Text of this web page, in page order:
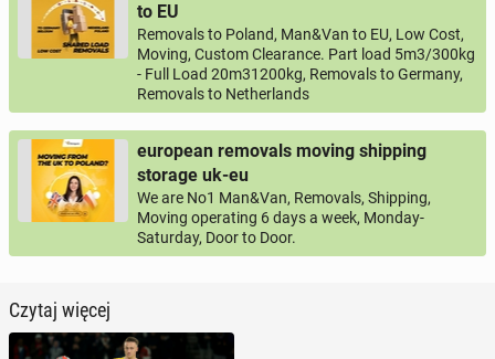
to EU
Removals to Poland, Man&Van to EU, Low Cost,
Moving, Custom Clearance. Part load 5m3/300kg
- Full Load 20m31200kg, Removals to Germany,
Removals to Netherlands
european removals moving shipping
storage uk-eu
We are No1 Man&Van, Removals, Shipping,
Moving operating 6 days a week, Monday-
Saturday, Door to Door.
Czytaj więcej